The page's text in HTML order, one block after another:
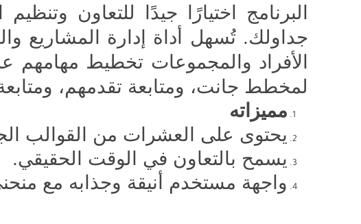
البرنامج اختيارًا جيدًا للتعاون
جداولك. تُسهل أداة إدارة المشاريع
الأفراد والمجموعات تخطيط
لمخطط جانت، ومتابعة تقدمهم، ومتابعة
مميزاته
يحتوى على العشرات من القوالب
يسمح بالتعاون في الوقت الحقيقي.
واجهة مستخدم أنيقة وجذابه مع